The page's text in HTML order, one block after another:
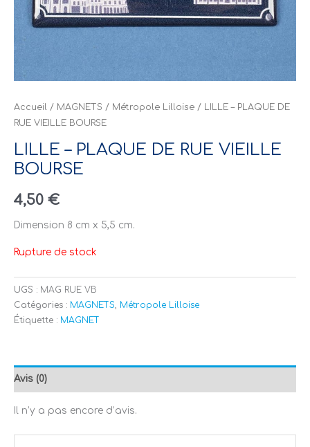
Accueil / MAGNETS / Métropole Lilloise / LILLE – PLAQUE DE
RUE VIEILLE BOURSE
LILLE – PLAQUE DE RUE VIEILLE
BOURSE
4,50 €
Dimension 8 cm x 5,5 cm.
Rupture de stock
UGS : MAG RUE VB
Catégories : MAGNETS
Métropole Lilloise
Étiquette : MAGNET
Avis (0)
Il n’y a pas encore d’avis.